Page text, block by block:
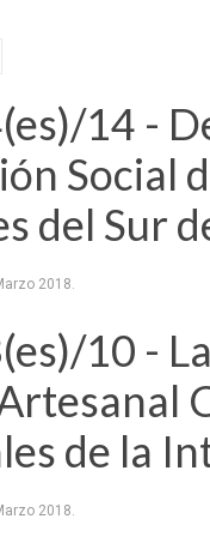
14 -
Social
del Sur
2018.
10 -
de la
2018.